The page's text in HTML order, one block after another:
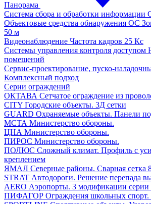
Панорама
Система сбора и обработки информации
Объектовые средства обнаружения ОС
50 м
Видеонаблюдение Частота кадров 25 Кс
Системы управления контроля доступом
помещений
Сервис-проектирование, пуско-
Комплексный подход
Серии ограждений
ОКТАВА Сетчатое ограждение из
CITY Городские объекты. 3Д сетки
GUARD Охраняемые объекты. Панели
МСТА Министерство обороны.
ЦНА Министерство обороны.
ПИРОС Министерство обороны.
ПОЛЮС Сложный климат. Профиль с
креплением
ЯМАЛ Северные районы. Сварная сетка
STRAT Автодороги. Решение перепада
AERO Аэропорты. 3 модификации
ПИФАГОР Ограждения школьных